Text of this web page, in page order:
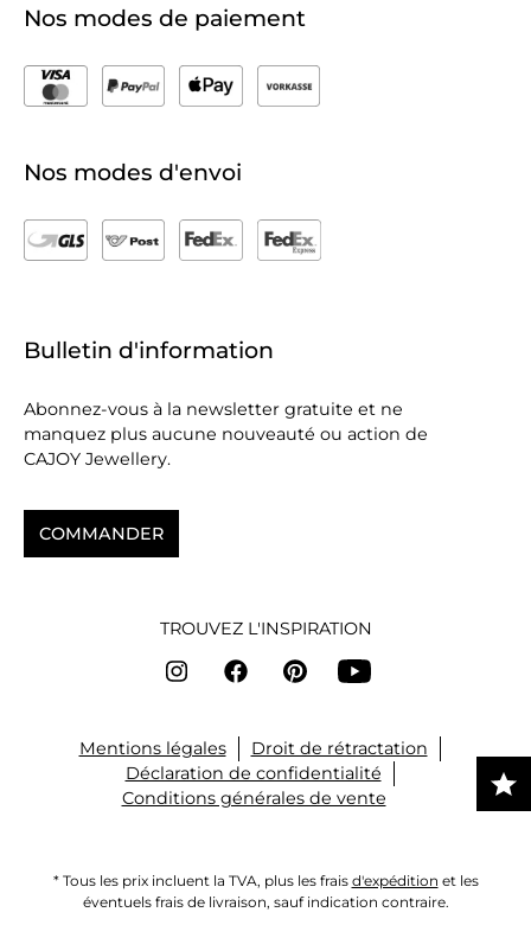
Nos modes de paiement
Nos modes d'envoi
Bulletin d'information
Abonnez-vous à la newsletter gratuite et ne
manquez plus aucune nouveauté ou action de
CAJOY Jewellery.
COMMANDER
TROUVEZ L'INSPIRATION
Mentions légales
Droit de rétractation
Déclaration de confidentialité
Conditions générales de vente
* Tous les prix incluent la TVA, plus les frais d'expédition et les
éventuels frais de livraison, sauf indication contraire.